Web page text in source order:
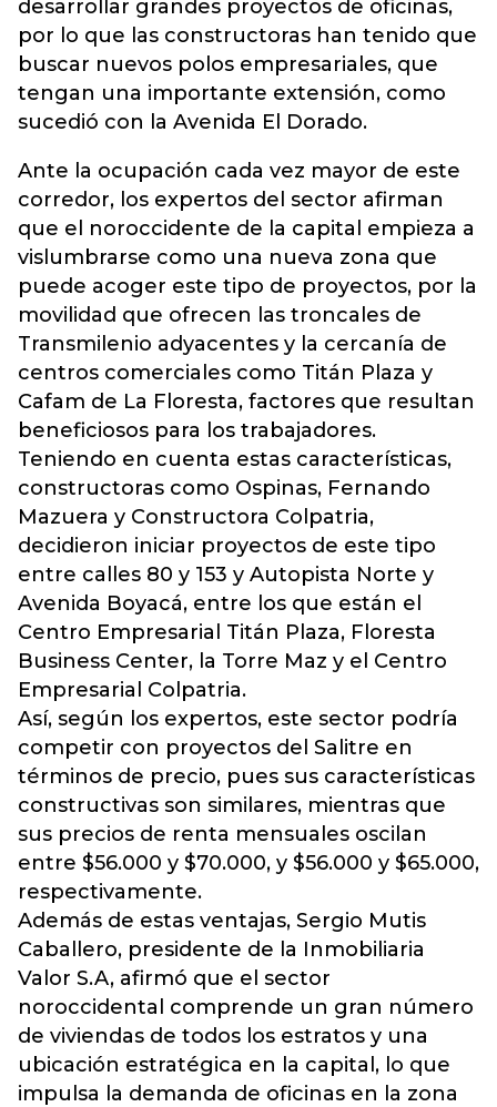
desarrollar grandes proyectos de oficinas,
por lo que las constructoras han tenido que
buscar nuevos polos empresariales, que
tengan una importante extensión, como
sucedió con la Avenida El Dorado.
Ante la ocupación cada vez mayor de este
corredor, los expertos del sector afirman
que el noroccidente de la capital empieza a
vislumbrarse como una nueva zona que
puede acoger este tipo de proyectos, por la
movilidad que ofrecen las troncales de
Transmilenio adyacentes y la cercanía de
centros comerciales como Titán Plaza y
Cafam de La Floresta, factores que resultan
beneficiosos para los trabajadores.
Teniendo en cuenta estas características,
constructoras como Ospinas, Fernando
Mazuera y Constructora Colpatria,
decidieron iniciar proyectos de este tipo
entre calles 80 y 153 y Autopista Norte y
Avenida Boyacá, entre los que están el
Centro Empresarial Titán Plaza, Floresta
Business Center, la Torre Maz y el Centro
Empresarial Colpatria.
Así, según los expertos, este sector podría
competir con proyectos del Salitre en
términos de precio, pues sus características
constructivas son similares, mientras que
sus precios de renta mensuales oscilan
entre $56.000 y $70.000, y $56.000 y $65.000,
respectivamente.
Además de estas ventajas, Sergio Mutis
Caballero, presidente de la Inmobiliaria
Valor S.A, afirmó que el sector
noroccidental comprende un gran número
de viviendas de todos los estratos y una
ubicación estratégica en la capital, lo que
impulsa la demanda de oficinas en la zona